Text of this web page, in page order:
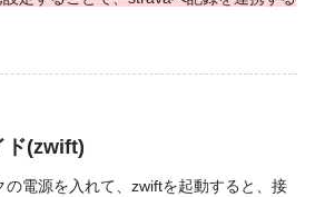
ド(zwift)
の電源を入れて、zwiftを起動すると、接